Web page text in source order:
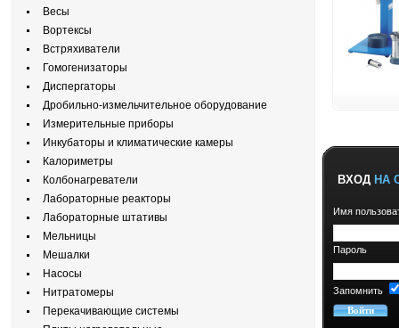
Весы
Вортексы
Встряхиватели
Гомогенизаторы
Диспергаторы
Дробильно-измельчительное оборудование
Измерительные приборы
Инкубаторы и климатические камеры
Калориметры
Колбонагреватели
Лабораторные реакторы
Лабораторные штативы
Мельницы
Мешалки
Насосы
Нитратомеры
Перекачивающие системы
ВХОД НА
Имя
Пароль
Запомнить